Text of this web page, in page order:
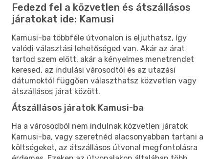
Fedezd fel a közvetlen és átszállásos
járatokat ide: Kamusi
Kamusi-ba többféle útvonalon is eljuthatsz, így
valódi választási lehetőséged van. Akár az árat
tartod szem előtt, akár a kényelmes menetrendet
keresed, az indulási városodtól és az utazási
dátumoktól függően választhatsz közvetlen vagy
átszállásos járat között.
Átszállásos járatok Kamusi-ba
Ha a városodból nem indulnak közvetlen járatok
Kamusi-ba, vagy szeretnéd alacsonyabban tartani a
költségeket, az átszállásos útvonal megfontolásra